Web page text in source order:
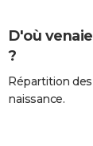
D'où
?
Répartition
naissance.